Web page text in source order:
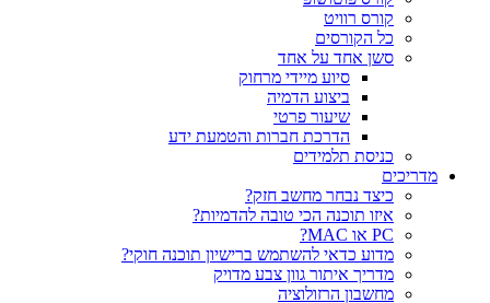
קורס רוויט
כל הקורסים
סשן אחד על אחד
סיוע מיידי מרחוק
ביצוע הדמיה
שיעור פרטי
הדרכת חברות והטמעת ידע
כניסת תלמידים
מדריכים
כיצד נבחר מחשב חזק?
איזו תוכנה הכי טובה להדמיות?‎‎
PC או MAC?
מדוע כדאי להשתמש ברישיון תוכנה חוקי?
מדריך איתור גוון צבע מדויק
מחשבון הרזולוציה